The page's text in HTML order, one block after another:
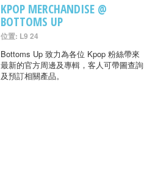
KPOP MERCHANDISE @
BOTTOMS UP
位置: L9 24
Bottoms Up 致力為各位 Kpop 粉絲帶來
最新的官方周邊及專輯，客人可帶圖查詢
及預訂相關產品。